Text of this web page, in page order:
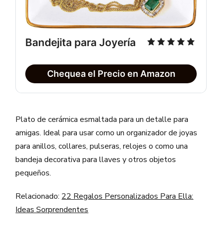
Bandejita para Joyería
Chequea el Precio en Amazon
Plato de cerámica esmaltada para un detalle para
amigas. Ideal para usar como un organizador de joyas
para anillos, collares, pulseras, relojes o como una
bandeja decorativa para llaves y otros objetos
pequeños.
Relacionado: 22 Regalos Personalizados Para Ella:
Ideas Sorprendentes